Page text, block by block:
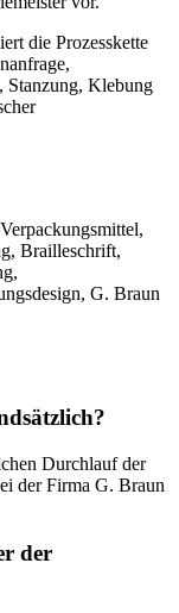
die Prozesskette
Stanzung, Klebung
Brailleschrift,
G. Braun
Durchlauf der
der Firma G. Braun
der